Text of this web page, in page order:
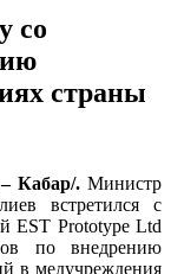
со
страны
Кабар/. Министр
встретился с
EST Prototype Ltd
по внедрению
в медучреждения